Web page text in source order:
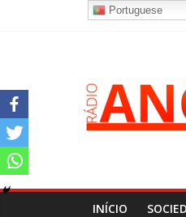
INÍCIO
Portuguese